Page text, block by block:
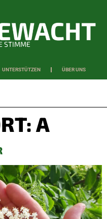
STIMME
UNTERSTÜTZEN ÜBER UNS
A